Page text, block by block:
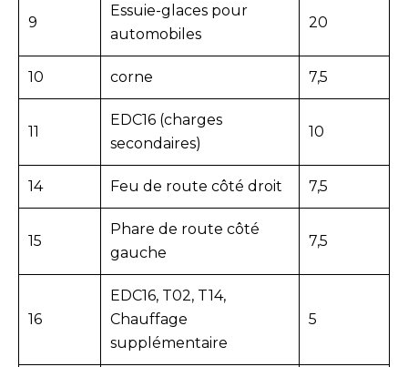
9
Essuie-glaces pour
automobiles
20
10 corne 7,5
11
EDC16 (charges
secondaires)
10
14 Feu de route côté droit 7,5
15
Phare de route côté
gauche
7,5
16
EDC16, T02, T14,
Chauffage
supplémentaire
5